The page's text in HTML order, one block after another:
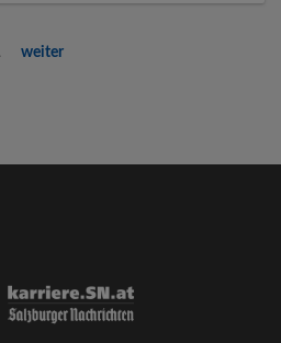
weiter